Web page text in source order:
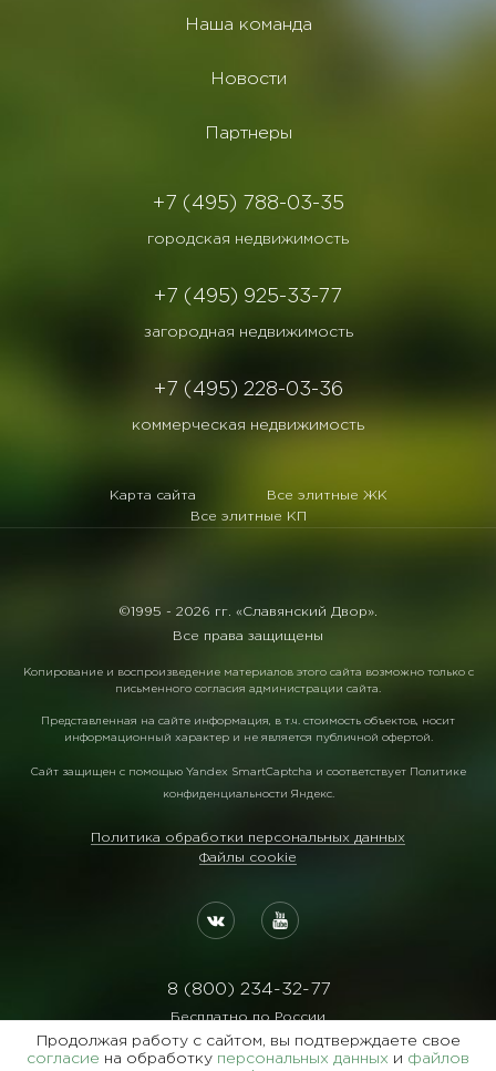
Наша команда
Новости
Партнеры
+7 (495) 788-03-35
городская недвижимость
+7 (495) 925-33-77
загородная недвижимость
+7 (495) 228-03-36
коммерческая недвижимость
Карта сайта
Все элитные ЖК
Все элитные КП
©1995 - 2026 гг. «Славянский Двор».
Все права защищены
Копирование и воспроизведение материалов этого сайта возможно только с
письменного согласия администрации сайта.
Представленная на сайте информация, в т.ч. стоимость объектов, носит
информационный характер и не является публичной офертой.
Сайт защищен с помощью Yandex SmartCaptcha и соответствует Политике
конфиденциальности Яндекс.
Политика обработки персональных данных
Файлы cookie
8 (800) 234-32-77
Бесплатно по России
Реквизиты:
Продолжая работу с сайтом, вы подтверждаете свое
согласие на обработку персональных данных и файлов